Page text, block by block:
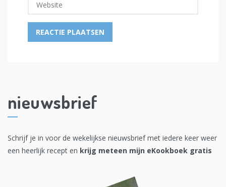
nieuwsbrief
Schrijf je in voor de wekelijkse nieuwsbrief met iedere keer weer
een heerlijk recept en krijg meteen mijn eKookboek gratis